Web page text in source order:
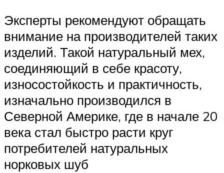
Эксперты рекомендуют обращать
внимание на производителей таких
изделий. Такой натуральный мех,
соединяющий в себе красоту,
износостойкость и практичность,
изначально производился в
Северной Америке, где в начале 20
века стал быстро расти круг
потребителей натуральных
норковых шуб